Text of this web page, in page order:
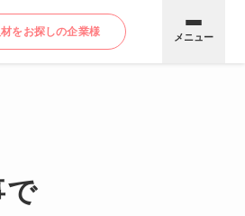
をお探しの企業様 メニュー
で